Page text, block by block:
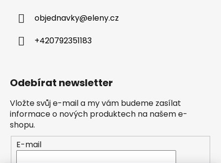
objednavky@eleny.cz
+420792351183
Odebírat newsletter
Vložte svůj e-mail a my vám budeme zasílat
informace o nových produktech na našem e-
shopu.
E-mail